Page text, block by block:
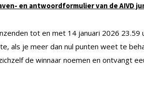
en antwoordformulier van de AIVD
tot en met 14 januari 2026 23.59
als je meer dan nul punten weet te
de winnaar noemen en ontvangt